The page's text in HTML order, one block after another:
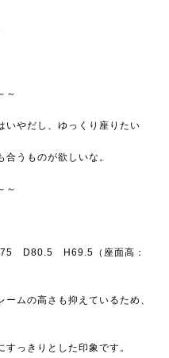
～
いやだし、ゆっくり座りたい
うものが欲しいな。
～
D80.5 H69.5（座面高：
ムの高さも抑えているため、
っきりとした印象です。